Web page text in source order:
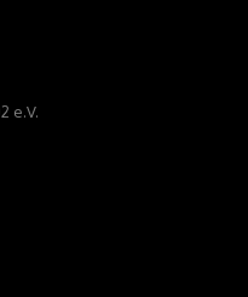
e.V.